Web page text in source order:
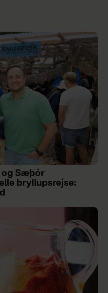
og Sæþór
bryllupsrejse: